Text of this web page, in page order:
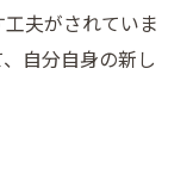
れ
い視点
夫がされていま
自分自身の新し